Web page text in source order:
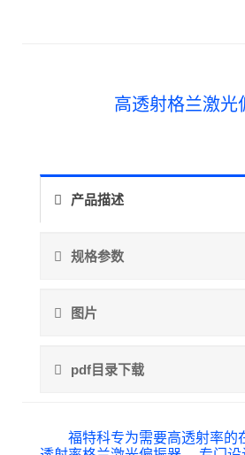
高透射格兰激光
产品描述
规格参数
图片
pdf目录下载
福特科专为需要高透射率的